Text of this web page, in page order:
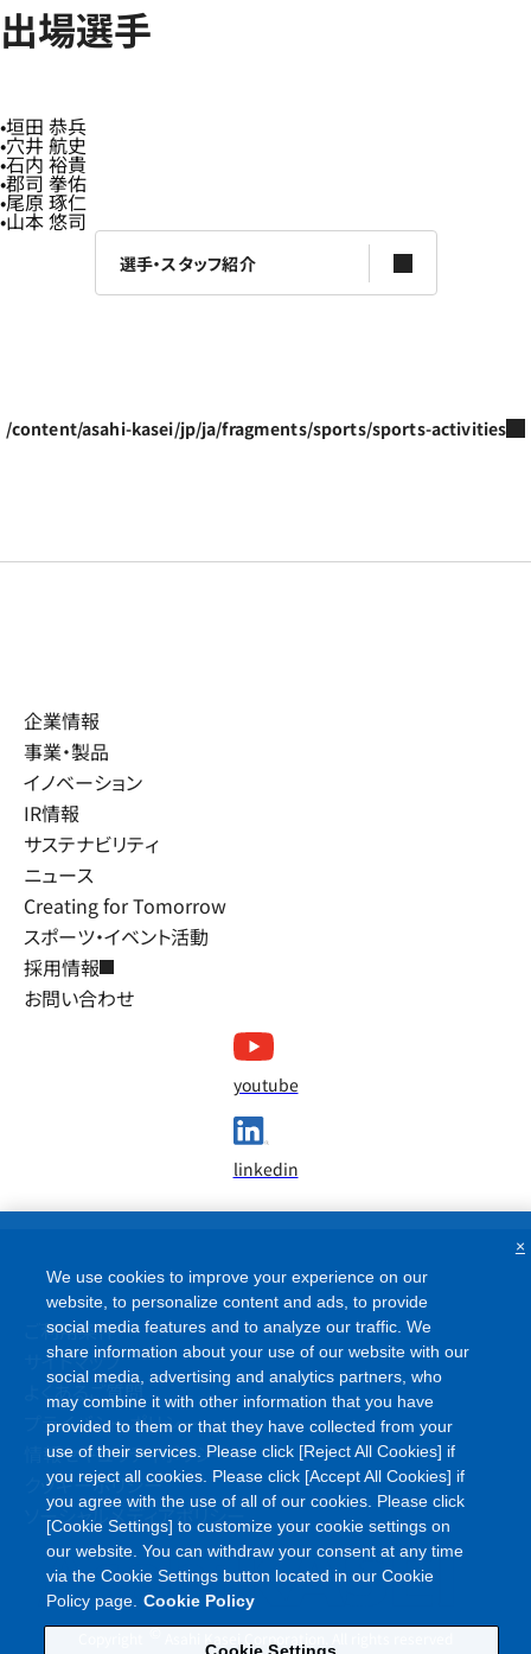
出場選手
垣田 恭兵
穴井 航史
石内 裕貴
郡司 拳佑
尾原 琢仁
山本 悠司
選手・スタッフ紹介
/content/asahi-kasei/jp/ja/fragments/sports/sports-activities
企業情報
事業・製品
イノベーション
IR情報
サステナビリティ
ニュース
Creating for Tomorrow
スポーツ・イベント活動
採用情報
お問い合わせ
youtube
linkedin
ご利用条件
サイトマップ
よくあるご質問
プライバシーポリシー
情報セキュリティポリシー
クッキーポリシー
ソーシャルメディアポリシー
©
We use cookies to improve your experience on our
website, to personalize content and ads, to provide
social media features and to analyze our traffic. We
share information about your use of our website with our
social media, advertising and analytics partners, who
may combine it with other information that you have
provided to them or that they have collected from your
use of their services. Please click [Reject All Cookies] if
you reject all cookies. Please click [Accept All Cookies] if
you agree with the use of all of our cookies. Please click
[Cookie Settings] to customize your cookie settings on
our website. You can withdraw your consent at any time
via the Cookie Settings button located in our Cookie
Policy page. Cookie Policy
×